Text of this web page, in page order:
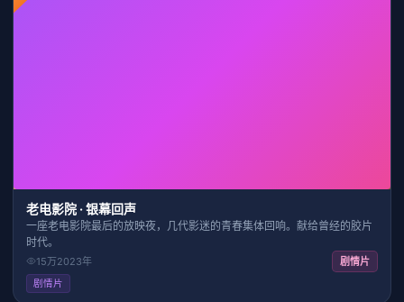
老电影院 · 银幕回声
一座老电影院最后的放映夜，几代影迷的青春集体回响。献给曾经的胶片
时代。
15万2023年 剧情片
剧情片